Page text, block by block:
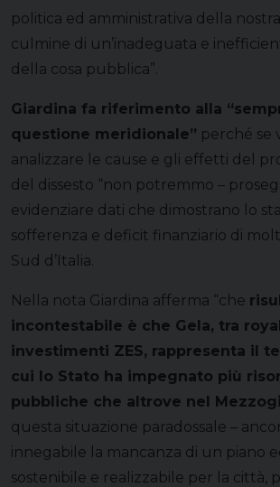
politica ed amministrativa della nostra
culmine di un’inadeguata e
della cosa pubblica”.
Giardina fa riferimento alla
questione meridionale” perché se
analizzare le cause e gli effetti del
del dissesto “non potremmo –
evidenziare dati che dimostrano lo
sofferenza e deficit finanziario di
Sud d’Italia.
Nella nota Giardina afferma “che
incontestabile è che Gela, tra
investimenti ZES, rappresenta il
cui lo Stato ha impegnato più
pubbliche che altrove nel
questa situazione paradossale –
innegabile la mancanza di un piano
sostenibile e realizzabile per la città,